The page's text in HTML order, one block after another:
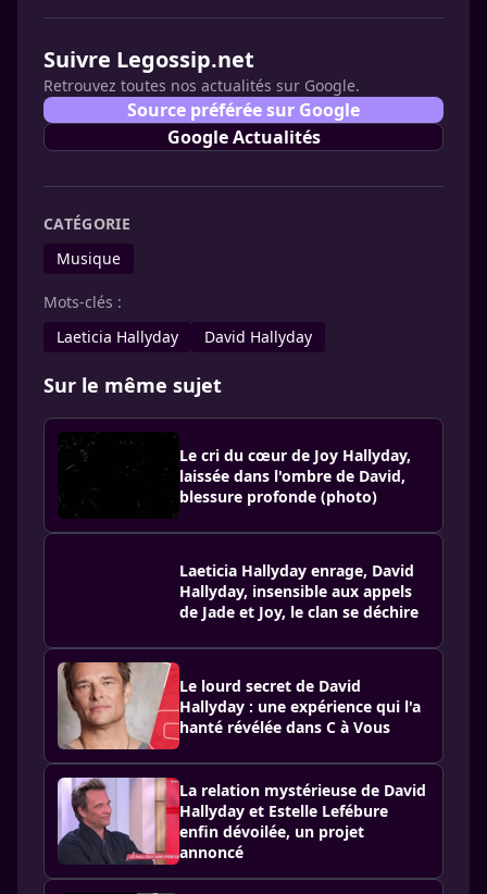
Suivre Legossip.net
Retrouvez toutes nos actualités sur Google.
Source préférée sur Google
Google Actualités
CATÉGORIE
Musique
Mots-clés :
Laeticia Hallyday
David Hallyday
Sur le même sujet
Le cri du cœur de Joy Hallyday,
laissée dans l'ombre de David,
blessure profonde (photo)
Laeticia Hallyday enrage, David
Hallyday, insensible aux appels
de Jade et Joy, le clan se déchire
Le lourd secret de David
Hallyday : une expérience qui l'a
hanté révélée dans C à Vous
La relation mystérieuse de David
Hallyday et Estelle Lefébure
enfin dévoilée, un projet
annoncé